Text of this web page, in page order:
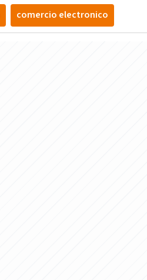
comercio electronico